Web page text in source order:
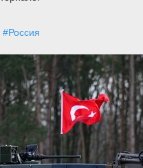
#Россия